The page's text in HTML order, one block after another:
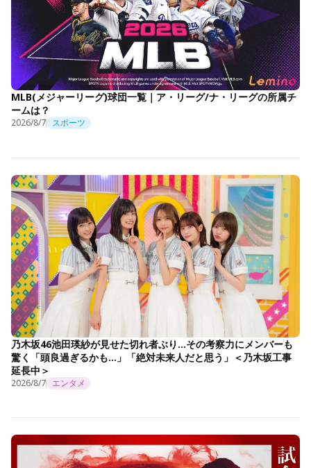
MLB(メジャーリーグ)球団一覧｜ア・リーグ/ナ・リーグの所属チ
ームは？
2026/8/7 スポーツ
乃木坂46池田瑛紗が見せた切れ者ぶり…その考察力にメンバーも
驚く「頭良過ぎるかも…」「絶対未来人だと思う」＜乃木坂工事
延長中＞
2026/8/7 エンタメ